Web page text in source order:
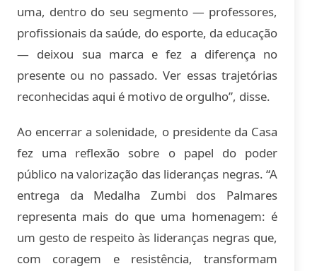
uma, dentro do seu segmento — professores,
profissionais da saúde, do esporte, da educação
— deixou sua marca e fez a diferença no
presente ou no passado. Ver essas trajetórias
reconhecidas aqui é motivo de orgulho”, disse.
Ao encerrar a solenidade, o presidente da Casa
fez uma reflexão sobre o papel do poder
público na valorização das lideranças negras. “A
entrega da Medalha Zumbi dos Palmares
representa mais do que uma homenagem: é
um gesto de respeito às lideranças negras que,
com coragem e resistência, transformam